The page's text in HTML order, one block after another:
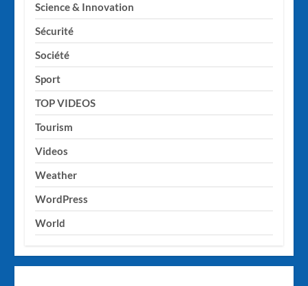
Science & Innovation
Sécurité
Société
Sport
TOP VIDEOS
Tourism
Videos
Weather
WordPress
World